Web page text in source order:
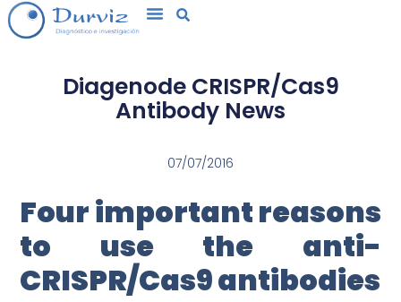
Diagenode CRISPR/Cas9
Antibody News
07/07/2016
Four important reasons
to use the anti-
CRISPR/Cas9 antibodies